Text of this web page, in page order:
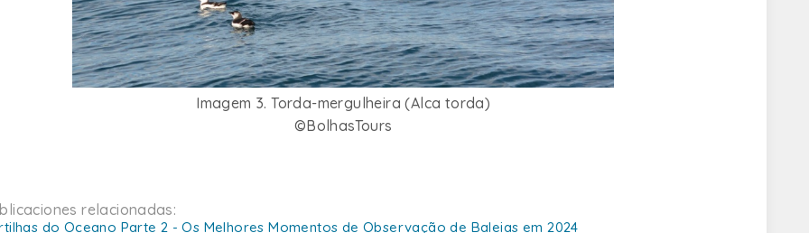
Imagem 3. Torda-mergulheira (Alca torda)
©BolhasTours
relacionadas:
do Oceano Parte 2 - Os Melhores Momentos de Observação de Baleias em 2024